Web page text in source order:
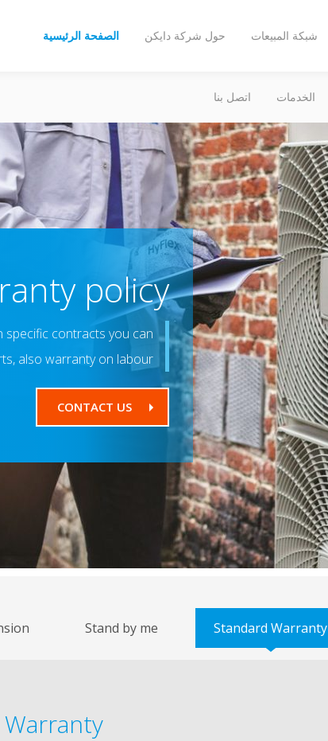
الصفحة الرئيسية حول شركة دايكن شبكة المبيعات
الخدمات اتصل بنا
policy
specific contracts you can
also warranty on labour.
CONTACT US
Standard Warranty
Stand by me